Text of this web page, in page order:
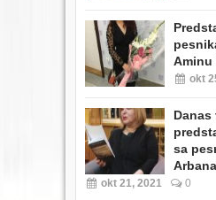
Aminu
okt
Danas
sa
okt 21, 2021 0